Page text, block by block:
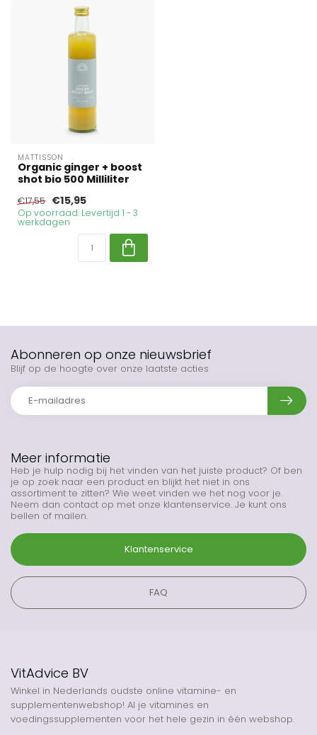
MATTISSON
Organic ginger + boost
shot bio 500 Milliliter
€17,55 €15,95
Op voorraad. Levertijd 1 - 3
werkdagen
Meer informatie
Heb je hulp nodig bij het vinden van het juiste product? Of ben
je op zoek naar een product en blijkt het niet in ons
assortiment te zitten? Wie weet vinden we het nog voor je.
Neem dan contact op met onze klantenservice. Je kunt ons
bellen of mailen.
Klantenservice
FAQ
Abonneren op onze nieuwsbrief
Blijf op de hoogte over onze laatste acties
VitAdvice BV
Winkel in Nederlands oudste online vitamine- en
supplementenwebshop! Al je vitamines en
voedingssupplementen voor het hele gezin in één webshop.